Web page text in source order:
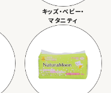
キッズ・ベビー・
マタニティ